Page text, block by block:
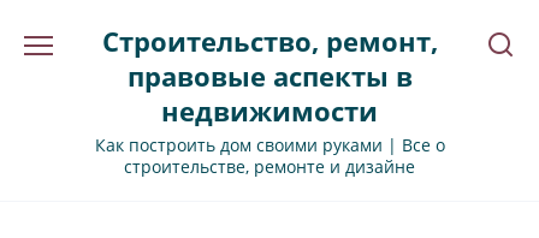
Строительство, ремонт,
правовые аспекты в
недвижимости
Как построить дом своими руками | Все о
строительстве, ремонте и дизайне